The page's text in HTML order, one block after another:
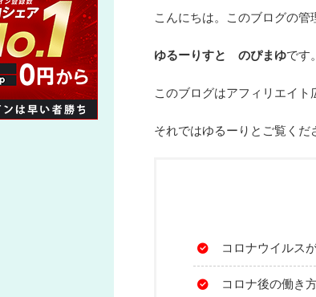
こんにちは。このブログの管
ゆるーりすと のぴまゆです。
このブログはアフィリエイト
それではゆるーりとご覧くだ
コロナウイルス
コロナ後の働き